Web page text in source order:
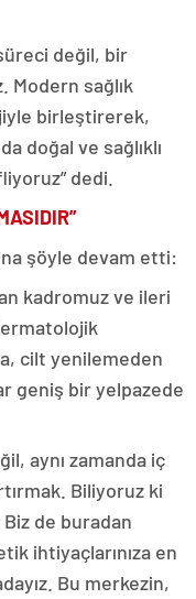
değil, bir
Modern sağlık
birleştirerek,
doğal ve sağlıklı
dedi.
şöyle devam etti:
kadromuz ve ileri
cilt yenilemeden
geniş bir yelpazede
aynı zamanda iç
Biliyoruz ki
Biz de buradan
ihtiyaçlarınıza en
Bu merkezin,